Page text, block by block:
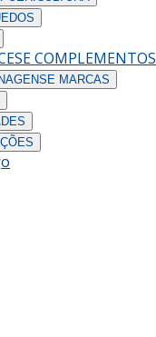
E COMPLEMENTOS
E MARCAS